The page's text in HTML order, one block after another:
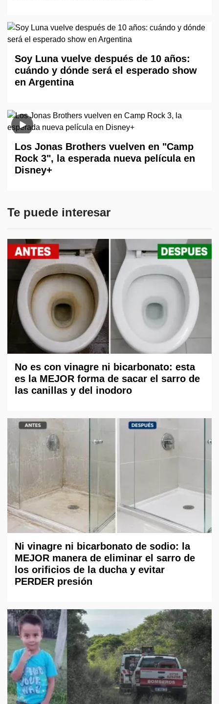
Soy Luna vuelve después de 10 años:
cuándo y dónde será el esperado show
en Argentina
Los Jonas Brothers vuelven en "Camp
Rock 3", la esperada nueva película en
Disney+
Te puede interesar
No es con vinagre ni bicarbonato: esta
es la MEJOR forma de sacar el sarro de
las canillas y del inodoro
Ni vinagre ni bicarbonato de sodio: la
MEJOR manera de eliminar el sarro de
los orificios de la ducha y evitar
PERDER presión